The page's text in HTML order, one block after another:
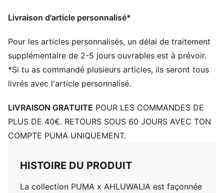
Col : Col montant
Fermeture : Fermeture éclair intégrale
Longueur : Veste standard
Poches : Poche latérale
Détails iconiques T7
Livraison d'article personnalisé*
Pour les articles personnalisés, un délai de traitement
supplémentaire de 2-5 jours ouvrables est à prévoir.
*Si tu as commandé plusieurs articles, ils seront tous
livrés avec l'article personnalisé.
LIVRAISON GRATUITE POUR LES COMMANDES DE
PLUS DE 40€. RETOURS SOUS 60 JOURS AVEC TON
COMPTE PUMA UNIQUEMENT.
HISTOIRE DU PRODUIT
La collection PUMA x AHLUWALIA est façonnée